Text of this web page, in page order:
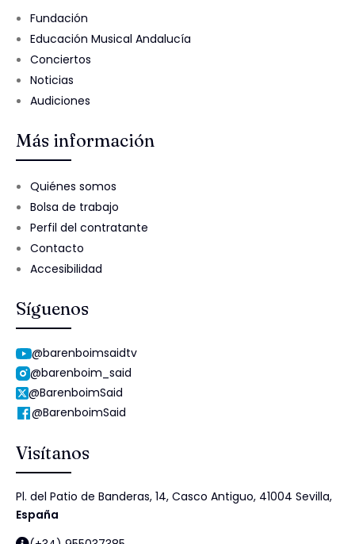
Fundación
Educación Musical Andalucía
Conciertos
Noticias
Audiciones
Más información
Quiénes somos
Bolsa de trabajo
Perfil del contratante
Contacto
Accesibilidad
Síguenos
@barenboimsaidtv
@barenboim_said
@BarenboimSaid
@BarenboimSaid
Visítanos
Pl. del Patio de Banderas, 14, Casco Antiguo, 41004 Sevilla,
España